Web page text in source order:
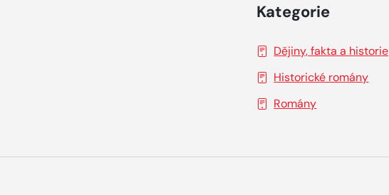
Kategorie
Dějiny, fakta a historie
Historické romány
Romány